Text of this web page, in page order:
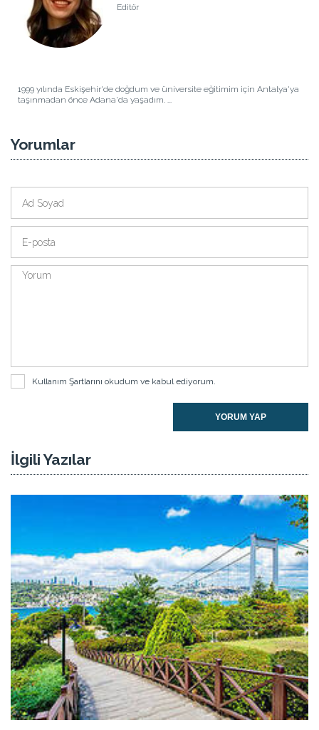
Editör
1999 yılında Eskişehir'de doğdum ve üniversite eğitimim için Antalya'ya
taşınmadan önce Adana'da yaşadım. ...
Yorumlar
Kullanım Şartlarını okudum ve kabul ediyorum.
YORUM YAP
İlgili Yazılar